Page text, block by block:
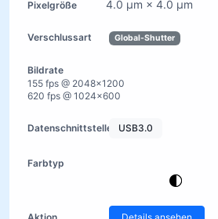
4.0 µm × 4.0 µm
Global-Shutter
155 fps @ 2048×1200
620 fps @ 1024×600
USB3.0